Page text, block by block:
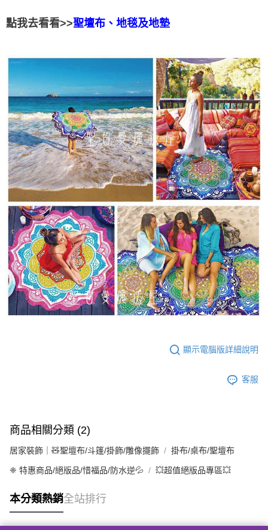
點我去看看>>聖壇布、地毯及地墊
顯示電腦版詳細說明
客服
商品相關分類 (2)
居家裝飾｜🧸聖壇布/斗篷/掛飾/雕像擺飾 掛布/桌布/聖壇布
❈ 特惠商品/絕版品/惜福品/防水逆💦 💥超值絕版品專區💥
本分類熱銷全站排行